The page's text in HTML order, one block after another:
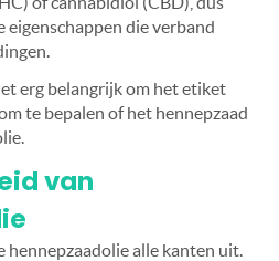
eigenschappen die verband
erg belangrijk om het etiket
te bepalen of het hennepzaad
van
hennepzaadolie alle kanten uit.